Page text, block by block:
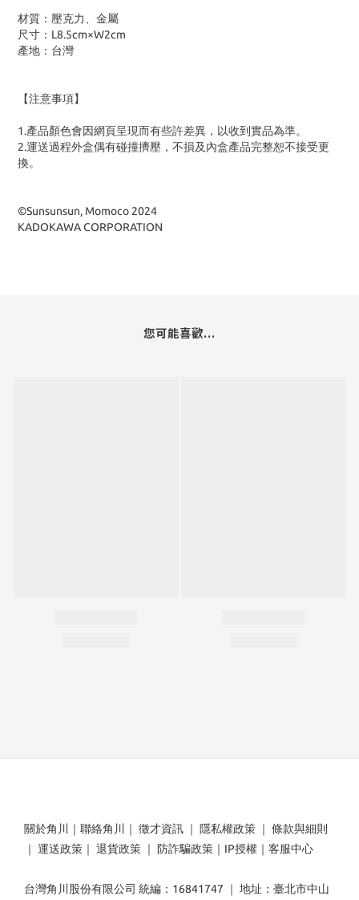
材質：壓克力、金屬
尺寸：L8.5cm×W2cm
產地：台灣
【注意事項】
1.產品顏色會因網頁呈現而有些許差異，以收到實品為準。
2.運送過程外盒偶有碰撞擠壓，不損及內盒產品完整恕不接受更
換。
©Sunsunsun, Momoco 2024
KADOKAWA CORPORATION
您可能喜歡...
關於角川 ｜ 聯絡角川 ｜ 徵才資訊 ｜ 隱私權政策 ｜ 條款與細則
｜ 運送政策 ｜ 退貨政策 ｜ 防詐騙政策 ｜ IP授權 ｜ 客服中心
台灣角川股份有限公司 統編：16841747 ｜ 地址：臺北市中山